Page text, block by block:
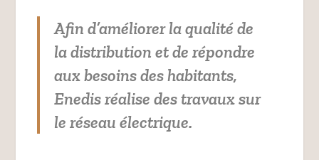
Afin d’améliorer la qualité de
la distribution et de répondre
aux besoins des habitants,
Enedis réalise des travaux sur
le réseau électrique.